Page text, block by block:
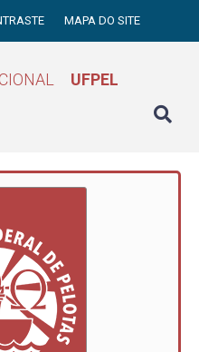
MAPA DO SITE
UFPEL